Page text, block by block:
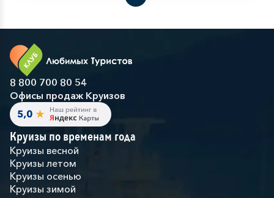
8 800 700 80 54
Офисы продаж Круизов
Круизы по временам года
Круизы весной
Круизы летом
Круизы осенью
Круизы зимой